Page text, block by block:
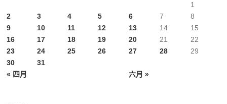
« 四月 六月 »
1
2
3 4 5 6 7
8
9
10 11 12 13 14
15
16
17 18 19 20 21
22
23
24 25 26 27 28
29
30
31